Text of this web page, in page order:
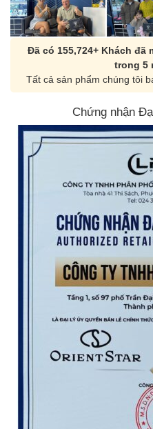
Đã có 155,724+ Khách đã
trong 5
Tất cả sản phẩm chúng tôi
Chứng nhận